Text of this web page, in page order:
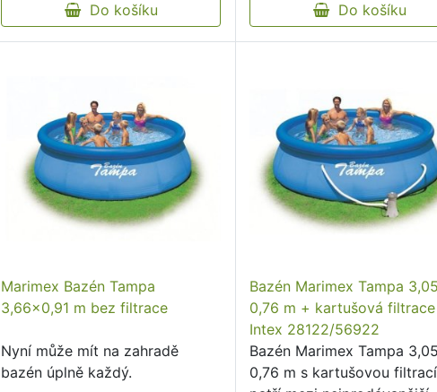
Do košíku Do košíku
Marimex Bazén Tampa
3,66x0,91 m bez filtrace
Nyní může mít na zahradě
bazén úplně každý.
Bazén Marimex Tampa
0,76 m + kartušová
Intex 28122/56922
Bazén Marimex Tampa
0,76 m s kartušovou filtrací